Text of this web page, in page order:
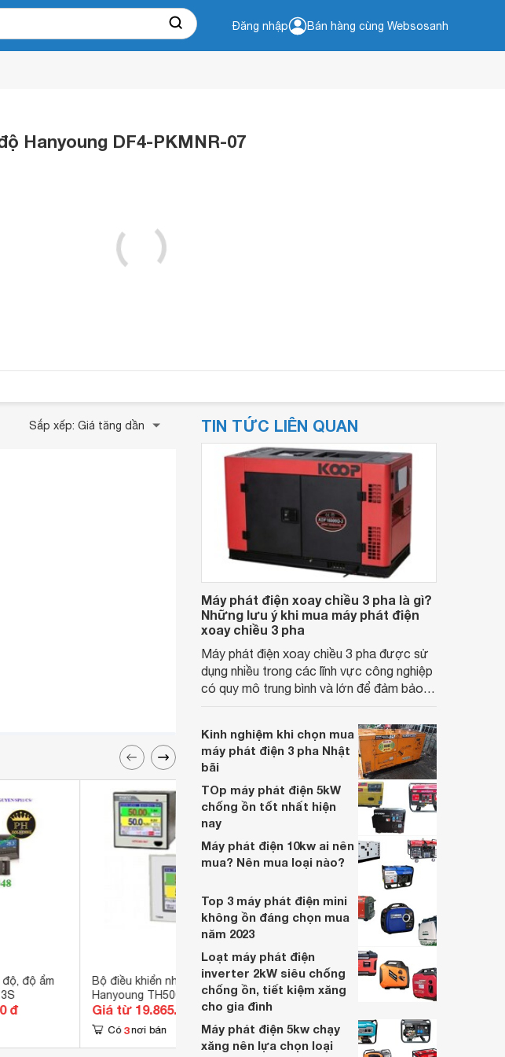
Đăng nhập Bán hàng cùng Websosanh
Hanyoung DF4-PKMNR-07
Sắp xếp: Giá tăng dần
độ ẩm
đ
Bộ điều khiển nhiệt độ, độ ẩm
Hanyoung TH500-22N
Giá từ 19.865.175 đ
Có 3 nơi bán
Bộ điều khiển nhiệt độ
Hanyoung VX9-UCNA-A2C
Có 2 nơi bán
TIN TỨC LIÊN QUAN
Máy phát điện xoay chiều 3 pha là gì?
Những lưu ý khi mua máy phát điện
xoay chiều 3 pha
Máy phát điện xoay chiều 3 pha được sử
dụng nhiều trong các lĩnh vực công nghiệp
có quy mô trung bình và lớn để đảm bảo
Kinh nghiệm khi chọn mua
máy phát điện 3 pha Nhật
bãi
TOp máy phát điện 5kW
chống ồn tốt nhất hiện
nay
Máy phát điện 10kw ai nên
mua? Nên mua loại nào?
Top 3 máy phát điện mini
không ồn đáng chọn mua
năm 2023
Loạt máy phát điện
inverter 2kW siêu chống
chống ồn, tiết kiệm xăng
cho gia đình
Máy phát điện 5kw chạy
xăng nên lựa chọn loại